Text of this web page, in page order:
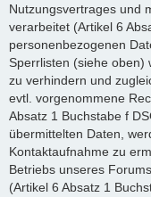
Nutzungsvertrages und
verarbeitet (Artikel 6
personenbezogenen
Sperrlisten (siehe oben)
zu verhindern und
evtl. vorgenommene
Absatz 1 Buchstabe f
übermittelten Daten,
Kontaktaufnahme zu
Betriebs unseres
(Artikel 6 Absatz 1